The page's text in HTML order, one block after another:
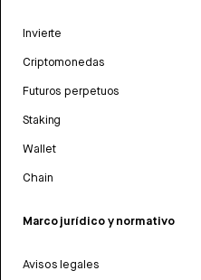
Invierte
Criptomonedas
Futuros perpetuos
Staking
Wallet
Chain
Marco jurídico y normativo
Avisos legales